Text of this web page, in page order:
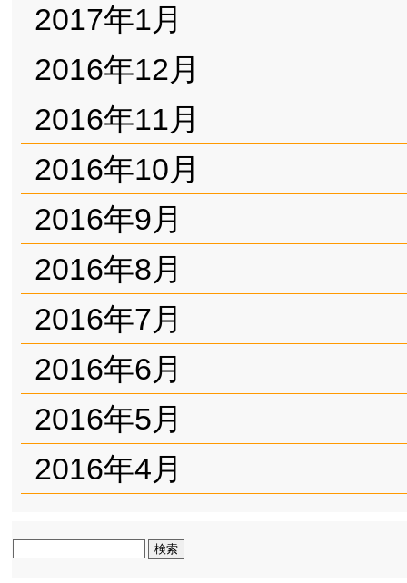
2017年1月
2016年12月
2016年11月
2016年10月
2016年9月
2016年8月
2016年7月
2016年6月
2016年5月
2016年4月
索: